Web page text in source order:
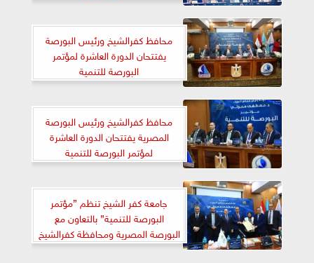
محافظ كفرالشيخ ورئيس البورصة
يفتتحان الدورة العاشرة لمؤتمر
البورصة للتنمية
محافظ كفرالشيخ ورئيس البورصة
المصرية يفتتحان الدورة العاشرة
لمؤتمر البورصة للتنمية
جامعة كفر الشيخ تنظم ”مؤتمر
البورصة للتنمية” بالتعاون مع
البورصة المصرية ومحافظة كفرالشيخ